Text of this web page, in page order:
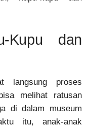
Kupu dan
langsung proses
melihat ratusan
di dalam museum
itu, anak-anak